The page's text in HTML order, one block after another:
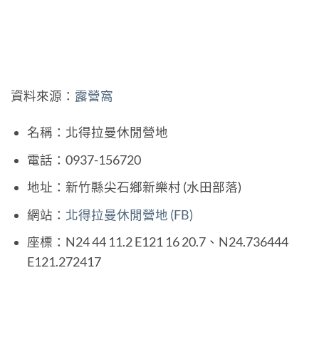
資料來源： 露營窩
名稱：北得拉曼休閒營地
電話：0937-156720
地址：新竹縣尖石鄉新樂村 (水田部落)
網站： 北得拉曼休閒營地 (FB)
座標：N24 44 11.2 E121 16 20.7、N24.736444
E121.272417